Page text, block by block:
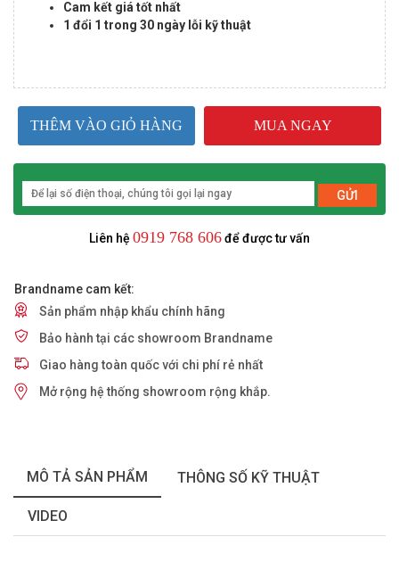
Cam kết giá tốt nhất
1 đổi 1 trong 30 ngày lỗi kỹ thuật
THÊM VÀO GIỎ HÀNG MUA NGAY
GỬI
Liên hệ 0919 768 606để được tư vấn
Brandname cam kết:
Sản phẩm nhập khẩu chính hãng
Bảo hành tại các showroom Brandname
Giao hàng toàn quốc với chi phí rẻ nhất
Mở rộng hệ thống showroom rộng khắp.
MÔ TẢ SẢN PHẨM THÔNG SỐ KỸ THUẬT
VIDEO